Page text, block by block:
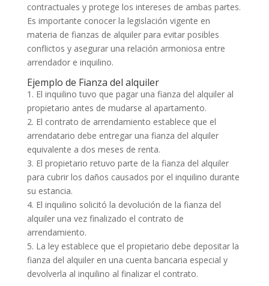
contractuales y protege los intereses de ambas partes.
Es importante conocer la legislación vigente en
materia de fianzas de alquiler para evitar posibles
conflictos y asegurar una relación armoniosa entre
arrendador e inquilino.
Ejemplo de Fianza del alquiler
1. El inquilino tuvo que pagar una fianza del alquiler al
propietario antes de mudarse al apartamento.
2. El contrato de arrendamiento establece que el
arrendatario debe entregar una fianza del alquiler
equivalente a dos meses de renta.
3. El propietario retuvo parte de la fianza del alquiler
para cubrir los daños causados por el inquilino durante
su estancia.
4. El inquilino solicitó la devolución de la fianza del
alquiler una vez finalizado el contrato de
arrendamiento.
5. La ley establece que el propietario debe depositar la
fianza del alquiler en una cuenta bancaria especial y
devolverla al inquilino al finalizar el contrato.